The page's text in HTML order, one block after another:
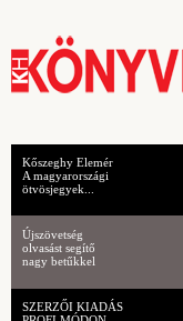
Kőszeghy Elemér
A magyarországi
ötvösjegyek...
Újszövetség
olvasást segítő
nagy betűkkel
SZERZŐI KIADÁS